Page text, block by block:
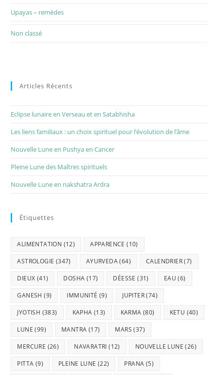
Upayas – remèdes
Non classé
Articles Récents
Eclipse lunaire en Verseau et en Satabhisha
Les liens familiaux : un choix spirituel pour l’évolution de l’âme
Nouvelle Lune en Pushya en Cancer
Pleine Lune des Maîtres spirituels
Nouvelle Lune en nakshatra Ardra
Étiquettes
ALIMENTATION (12) APPARENCE (10)
ASTROLOGIE (347) AYURVEDA(64) CALENDRIER(7)
DIEUX (41) DOSHA (17) DÉESSE (31) EAU (6)
GANESH (9) IMMUNITÉ (9) JUPITER(74)
JYOTISH (383) KAPHA (13) KARMA (80) KETU (40)
LUNE (99) MANTRA (17) MARS (37)
MERCURE (26) NAVARATRI (12) NOUVELLE LUNE (26)
PITTA (9) PLEINE LUNE (22) PRANA (5)